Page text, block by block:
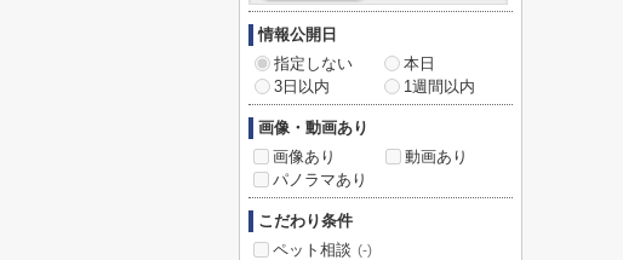
情報公開日
指定しない
本日
3日以内
1週間以内
画像・動画あり
画像あり
動画あり
パノラマあり
こだわり条件
ペット相談 (-)